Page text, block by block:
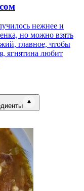
нежнее и
но можно взять
главное, чтобы
ягнятина любит